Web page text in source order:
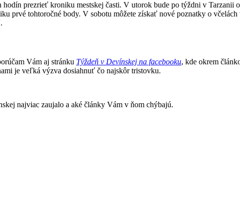
hodín prezrieť kroniku mestskej časti. V utorok bude po týždni v Tarzanii
prvé tohtoročné body. V sobotu môžete získať nové poznatky o
.
Vám aj stránku Týždeň v Devínskej na facebooku, kde okrem
je veľká výzva dosiahnuť čo najskôr tristovku.
najviac zaujalo a aké články Vám v ňom chýbajú.